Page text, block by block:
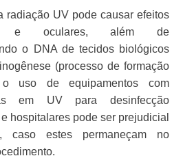
radiação UV pode causar efeitos
e oculares, além de
o DNA de tecidos biológicos
(processo de formação
uso de equipamentos com
em UV para desinfecção
hospitalares pode ser prejudicial
caso estes permaneçam no